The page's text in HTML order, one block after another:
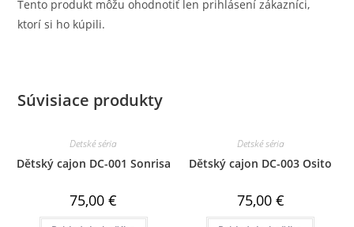
Tento produkt môžu ohodnotiť len prihlásení zákazníci,
ktorí si ho kúpili.
Súvisiace produkty
Detské séria
Dětský cajon DC-001 Sonrisa
75,00€
Detské séria
Dětský cajon DC-003 Osito
75,00 €